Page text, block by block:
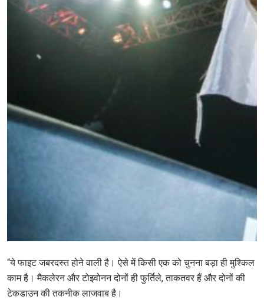
“ये फाइट जबरदस्त होने वाली है। ऐसे में किसी एक को चुनना बड़ा ही मुश्किल
काम है। मैकलेरन और टोइवोनन दोनों ही फुर्तिले, ताकतवर हैं और दोनों की
टेकडाउन की तकनीक लाजवाब है।